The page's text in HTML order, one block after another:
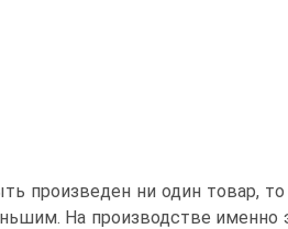
произведен ни один товар, то
На производстве именно